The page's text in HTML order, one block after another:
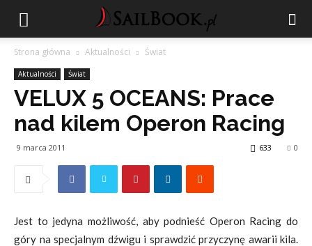
Strona główna Aktualności Świat
Aktualności Świat
VELUX 5 OCEANS: Prace
nad kilem Operon Racing
9 marca 2011 0
633
Jest to jedyna możliwość, aby podnieść Operon Racing do
góry na specjalnym dźwigu i sprawdzić przyczynę awarii kila.